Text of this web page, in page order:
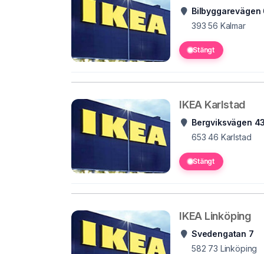
Bilbyggarevägen
393 56 Kalmar
Stängt
IKEA Karlstad
Bergviksvägen 43
653 46 Karlstad
Stängt
IKEA Linköping
Svedengatan 7
582 73 Linköping